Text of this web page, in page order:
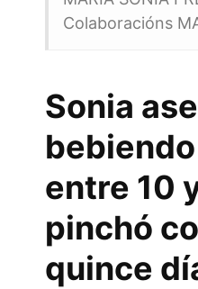
Colaboracións
Sonia
entre 10
pinchó
quince